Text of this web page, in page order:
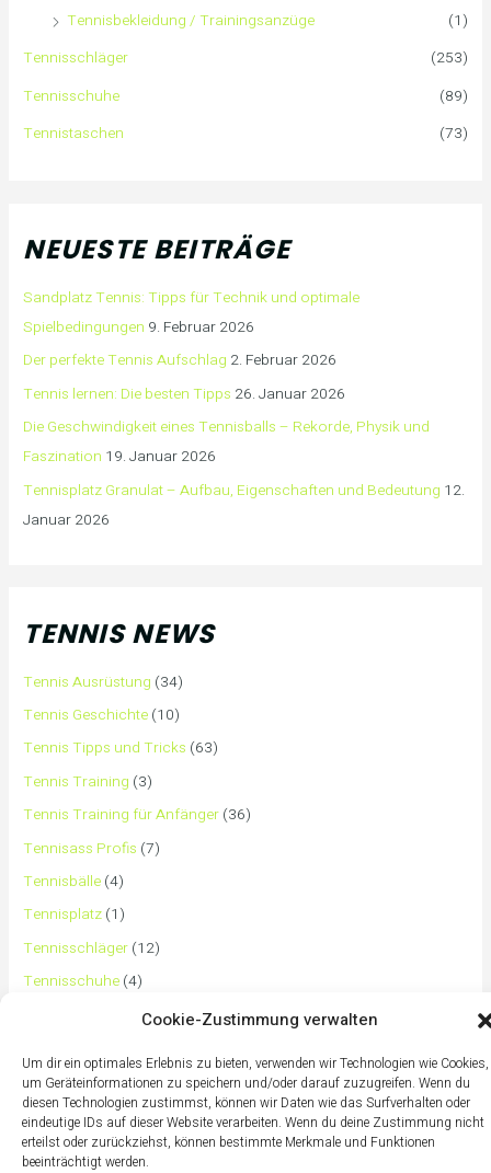
Cookie-Zustimmung verwalten
Um dir ein optimales Erlebnis zu bieten, verwenden wir Technologien wie Cookies,
um Geräteinformationen zu speichern und/oder darauf zuzugreifen. Wenn du
diesen Technologien zustimmst, können wir Daten wie das Surfverhalten oder
eindeutige IDs auf dieser Website verarbeiten. Wenn du deine Zustimmung nicht
erteilst oder zurückziehst, können bestimmte Merkmale und Funktionen
beeinträchtigt werden.
Tennisbekleidung / Trainingsanzüge
(1)
Tennisschläger
(253)
Tennisschuhe
(89)
Tennistaschen
(73)
NEUESTE BEITRÄGE
Sandplatz Tennis: Tipps für Technik und optimale
Spielbedingungen 9. Februar 2026
Der perfekte Tennis Aufschlag 2. Februar 2026
Tennis lernen: Die besten Tipps 26. Januar 2026
Die Geschwindigkeit eines Tennisballs – Rekorde, Physik und
Faszination 19. Januar 2026
Tennisplatz Granulat – Aufbau, Eigenschaften und Bedeutung 12.
Januar 2026
TENNIS NEWS
Tennis Ausrüstung (34)
Tennis Geschichte (10)
Tennis Tipps und Tricks (63)
Tennis Training (3)
Tennis Training für Anfänger (36)
Tennisass Profis (7)
Tennisbälle (4)
Tennisplatz (1)
Tennisschläger (12)
Tennisschuhe (4)
(2)